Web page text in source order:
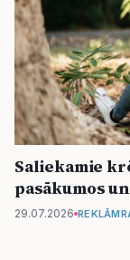
Saliekamie
pasākumos
29.07.2026